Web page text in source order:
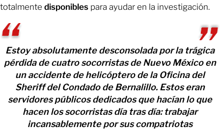
totalmente disponibles para ayudar en la investigación.
Estoy absolutamente desconsolada por la trágica
pérdida de cuatro socorristas de Nuevo México en
un accidente de helicóptero de la Oficina del
Sheriff del Condado de Bernalillo. Estos eran
servidores públicos dedicados que hacían lo que
hacen los socorristas día tras día: trabajar
incansablemente por sus compatriotas